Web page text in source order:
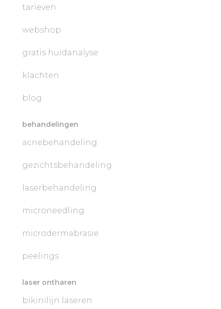
tarieven
webshop
gratis huidanalyse
klachten
blog
behandelingen
acnebehandeling
gezichtsbehandeling
laserbehandeling
microneedling
microdermabrasie
peelings
laser ontharen
bikinilijn laseren